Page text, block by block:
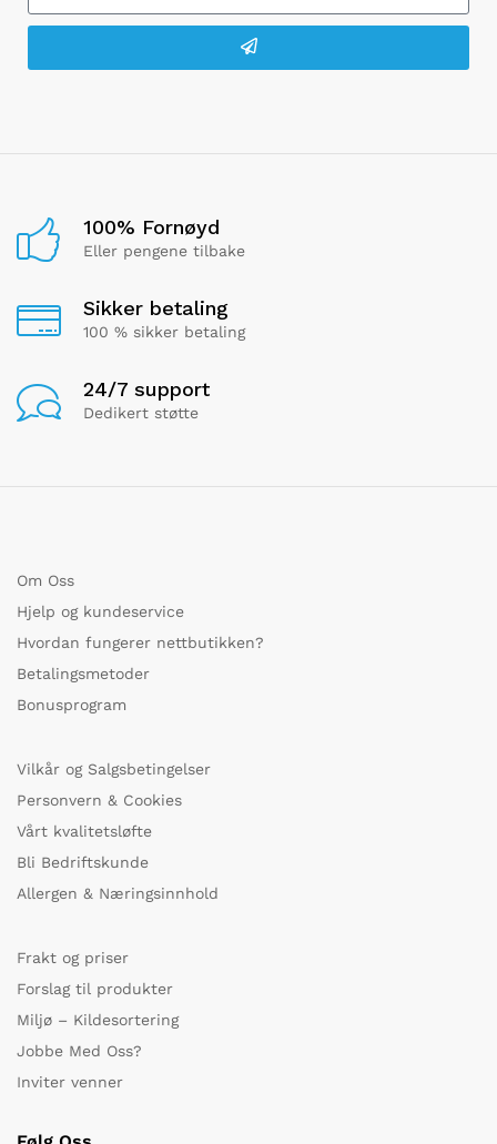
100% Fornøyd
Eller pengene tilbake
Sikker betaling
100 % sikker betaling
24/7 support
Dedikert støtte
Om Oss
Hjelp og kundeservice
Hvordan fungerer nettbutikken?
Betalingsmetoder
Bonusprogram
Vilkår og Salgsbetingelser
Personvern & Cookies
Vårt kvalitetsløfte
Bli Bedriftskunde
Allergen & Næringsinnhold
Frakt og priser
Forslag til produkter
Miljø – Kildesortering
Jobbe Med Oss?
Inviter venner